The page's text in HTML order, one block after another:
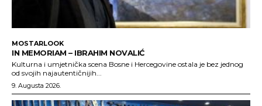
MOSTARLOOK
IN MEMORIAM – IBRAHIM NOVALIĆ
Kulturna i umjetnička scena Bosne i Hercegovine ostala je bez jednog
od svojih najautentičnijih...
9. Augusta 2026.